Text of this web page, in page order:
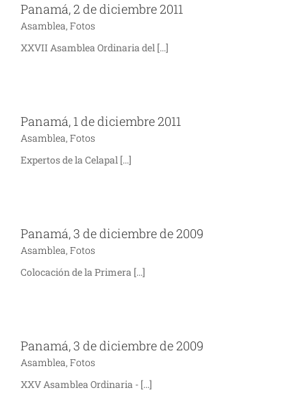
Panamá, 2 de diciembre 2011
Asamblea, Fotos
XXVII Asamblea Ordinaria del [...]
Panamá, 1 de diciembre 2011
Asamblea, Fotos
Expertos de la Celapal [...]
Panamá, 3 de diciembre de 2009
Asamblea, Fotos
Colocación de la Primera [...]
Panamá, 3 de diciembre de 2009
Asamblea, Fotos
XXV Asamblea Ordinaria - [...]